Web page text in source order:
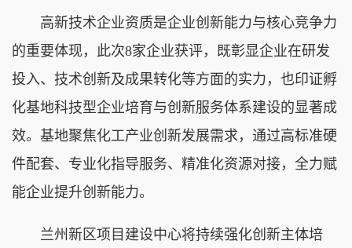
高新技术企业资质是企业创新能力与核心竞争力
的重要体现，此次8家企业获评，既彰显企业在研发
投入、技术创新及成果转化等方面的实力，也印证孵
化基地科技型企业培育与创新服务体系建设的显著成
效。基地聚焦化工产业创新发展需求，通过高标准硬
件配套、专业化指导服务、精准化资源对接，全力赋
能企业提升创新能力。
兰州新区项目建设中心将持续强化创新主体培